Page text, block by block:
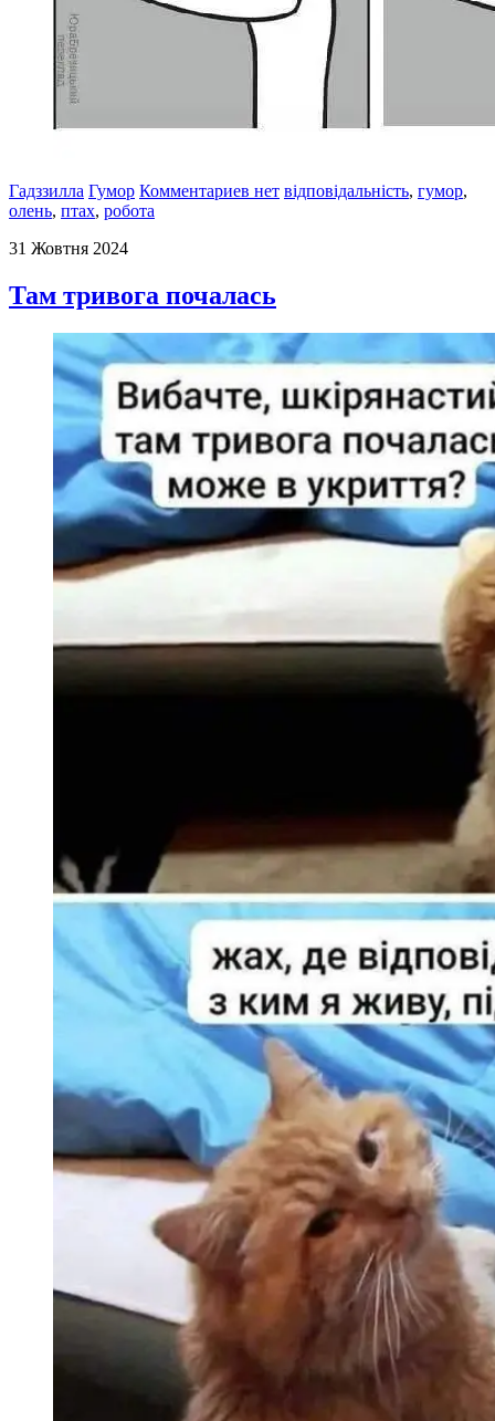
Гадззилла Гумор Комментариев нет відповідальність, гумор,
олень, птах, робота
31 Жовтня 2024
Там тривога почалась